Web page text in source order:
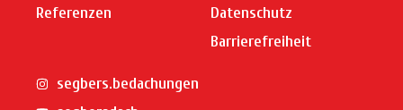
Referenzen
Datenschutz
Barrierefreiheit
segbers.bedachungen